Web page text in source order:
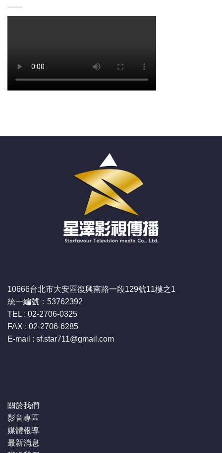
10666台北市大安區復興南路一段129號11樓之1
統一編號：53762392
TEL : 02-2706-0325
FAX : 02-2706-6285
E-mail : sf.star711@gmail.com
關於我們
影音專區
媒體報導
最新消息